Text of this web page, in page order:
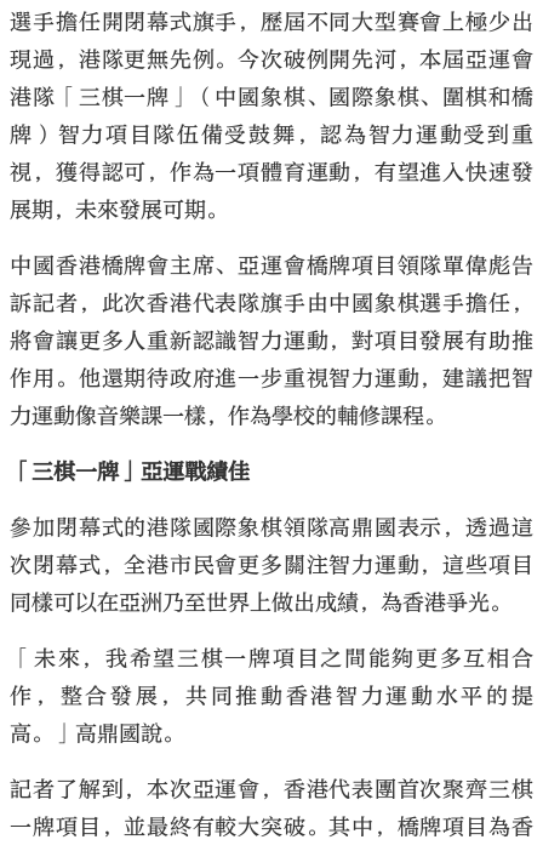
選手擔任開閉幕式旗手，歷屆不同大型賽會上極少出
現過，港隊更無先例。今次破例開先河，本屆亞運會
港隊「三棋一牌」（中國象棋、國際象棋、圍棋和橋
牌）智力項目隊伍備受鼓舞，認為智力運動受到重
視，獲得認可，作為一項體育運動，有望進入快速發
展期，未來發展可期。
中國香港橋牌會主席、亞運會橋牌項目領隊單偉彪告
訴記者，此次香港代表隊旗手由中國象棋選手擔任，
將會讓更多人重新認識智力運動，對項目發展有助推
作用。他還期待政府進一步重視智力運動，建議把智
力運動像音樂課一樣，作為學校的輔修課程。
「三棋一牌」亞運戰績佳
參加閉幕式的港隊國際象棋領隊高鼎國表示，透過這
次閉幕式，全港市民會更多關注智力運動，這些項目
同樣可以在亞洲乃至世界上做出成績，為香港爭光。
「未來，我希望三棋一牌項目之間能夠更多互相合
作，整合發展，共同推動香港智力運動水平的提
高。」高鼎國說。
記者了解到，本次亞運會，香港代表團首次聚齊三棋
一牌項目，並最終有較大突破。其中，橋牌項目為香